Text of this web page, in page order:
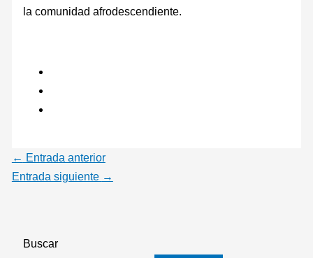
la comunidad afrodescendiente.
← Entrada anterior
Entrada siguiente →
Buscar